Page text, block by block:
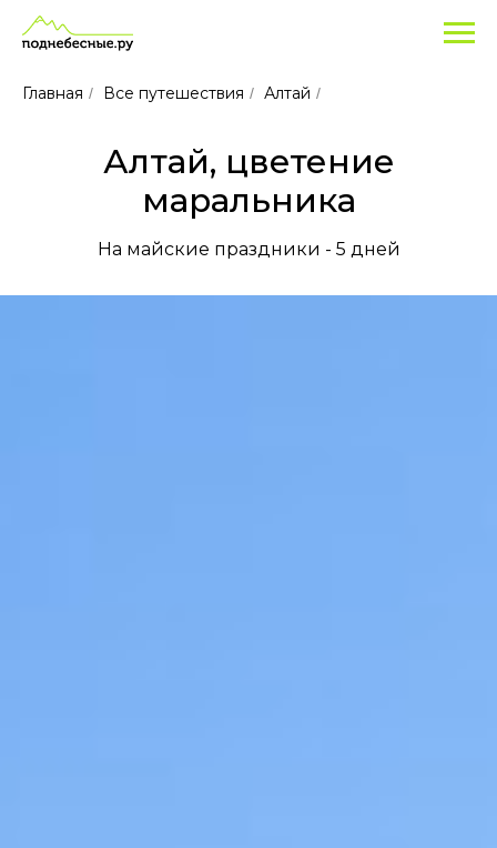
Популярные
туры
отдыха
Главная / Все путешествия / Алтай /
Алтай, цветение
маральника
На майские праздники - 5 дней